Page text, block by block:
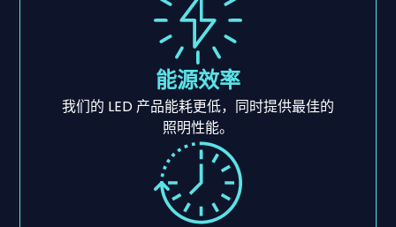
能源效率
我们的 LED 产品能耗更低，同时提供最佳的
照明性能。